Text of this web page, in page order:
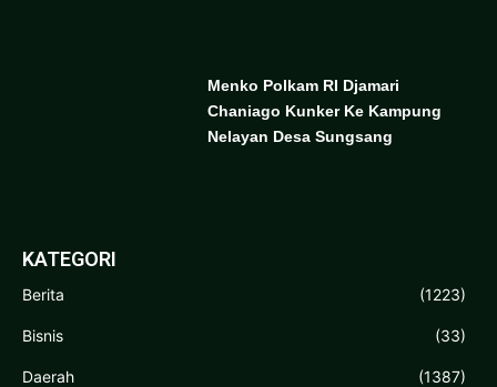
Menko Polkam RI Djamari
Chaniago Kunker Ke Kampung
Nelayan Desa Sungsang
KATEGORI
Berita (1223)
Bisnis (33)
Daerah (1387)